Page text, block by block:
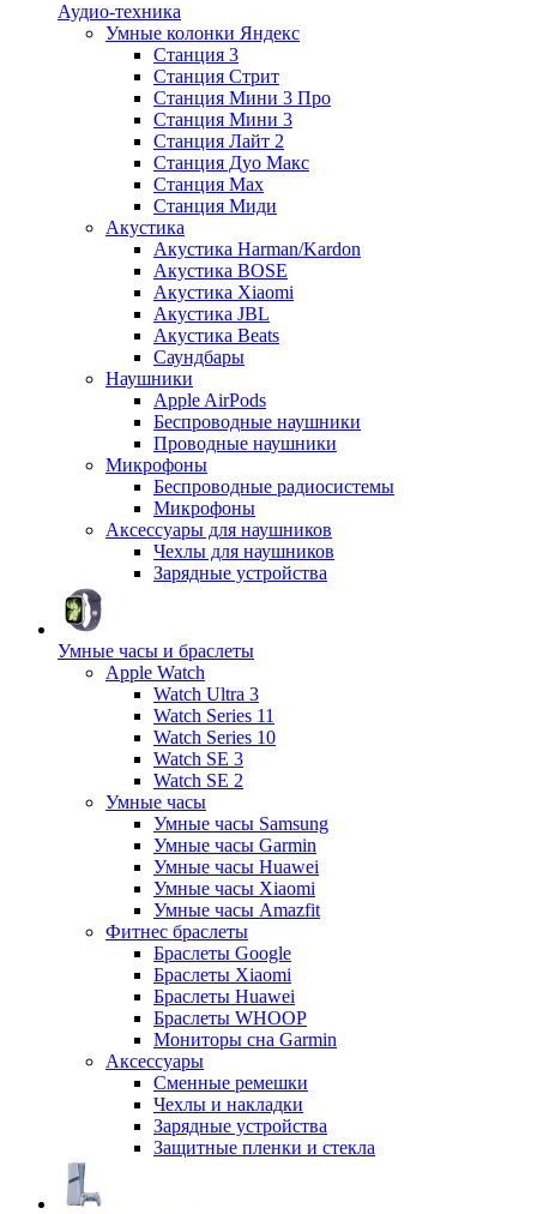
Аудио-техника
Умные колонки Яндекс
Станция 3
Станция Стрит
Станция Мини 3 Про
Станция Мини 3
Станция Лайт 2
Станция Дуо Макс
Станция Max
Станция Миди
Акустика
Акустика Harman/Kardon
Акустика BOSE
Акустика Xiaomi
Акустика JBL
Акустика Beats
Саундбары
Наушники
Apple AirPods
Беспроводные наушники
Проводные наушники
Микрофоны
Беспроводные радиосистемы
Микрофоны
Аксессуары для наушников
Чехлы для наушников
Зарядные устройства
Умные часы и браслеты
Apple Watch
Watch Ultra 3
Watch Series 11
Watch Series 10
Watch SE 3
Watch SE 2
Умные часы
Умные часы Samsung
Умные часы Garmin
Умные часы Huawei
Умные часы Xiaomi
Умные часы Amazfit
Фитнес браслеты
Браслеты Google
Браслеты Xiaomi
Браслеты Huawei
Браслеты WHOOP
Мониторы сна Garmin
Аксессуары
Сменные ремешки
Чехлы и накладки
Зарядные устройства
Защитные пленки и стекла